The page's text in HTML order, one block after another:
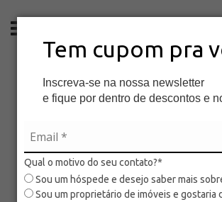
Tem cupom pra
Inscreva-se na nossa newsletter
e fique por dentro de descontos e
Qual o motivo do seu contato?*
Sou um hóspede e desejo saber mais
Sou um proprietário de imóveis e gostaria